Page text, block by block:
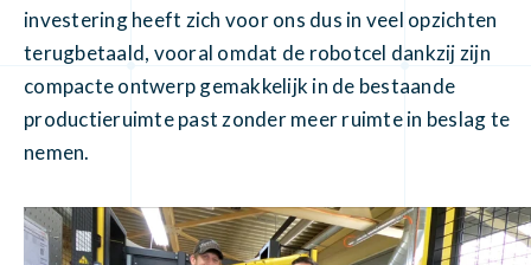
investering heeft zich voor ons dus in veel opzichten
terugbetaald, vooral omdat de robotcel dankzij zijn
compacte ontwerp gemakkelijk in de bestaande
productieruimte past zonder meer ruimte in beslag te
nemen.